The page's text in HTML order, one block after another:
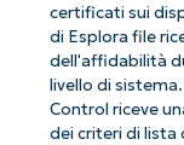
certificati sui
di Esplora file
dell'affidabilità
livello di
Control riceve
dei criteri di lista